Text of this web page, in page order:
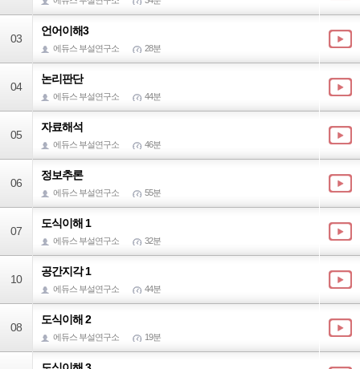
03
언어이해3
에듀스 부설연구소 28분
04
논리판단
에듀스 부설연구소 44분
05
자료해석
에듀스 부설연구소 46분
06
정보추론
에듀스 부설연구소 55분
07
도식이해 1
에듀스 부설연구소 32분
10
공간지각 1
에듀스 부설연구소 44분
08
도식이해 2
에듀스 부설연구소 19분